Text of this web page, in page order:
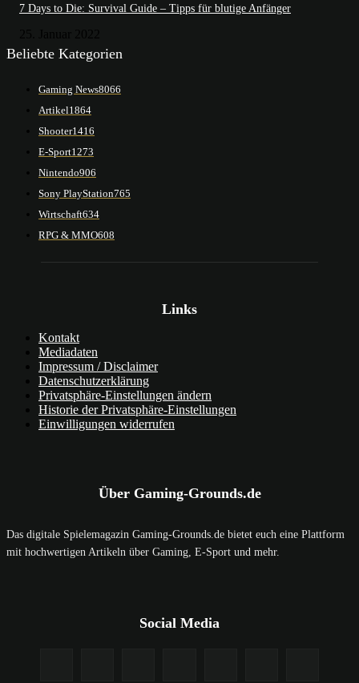
7 Days to Die: Survival Guide – Tipps für blutige Anfänger
Beliebte Kategorien
Gaming News8066
Artikel1864
Shooter1416
E-Sport1273
Nintendo906
Sony PlayStation765
Wirtschaft634
RPG & MMO608
Links
Kontakt
Mediadaten
Impressum / Disclaimer
Datenschutzerklärung
Privatsphäre-Einstellungen ändern
Historie der Privatsphäre-Einstellungen
Einwilligungen widerrufen
Über Gaming-Grounds.de
Das digitale Spielemagazin Gaming-Grounds.de bietet euch eine Plattform
mit hochwertigen Artikeln über Gaming, E-Sport und mehr.
Social Media